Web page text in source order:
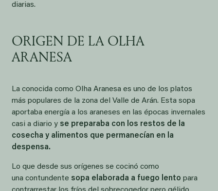
diarias.
ORIGEN DE LA OLHA
ARANESA
La conocida como Olha Aranesa es uno de los platos
más populares de la zona del Valle de Arán. Esta sopa
aportaba energía a los araneses en las épocas invernales
casi a diario y se preparaba con los restos de la
cosecha y alimentos que permanecían en la
despensa.
Lo que desde sus orígenes se cocinó como
una contundente sopa elaborada a fuego lento para